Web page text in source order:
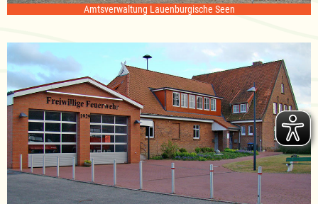
Amtsverwaltung Lauenburgische Seen